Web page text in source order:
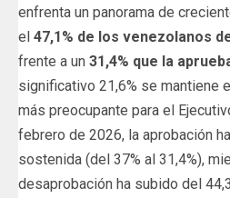
enfrenta un panorama de
el 47,1% de los venezolanos
frente a un 31,4% que la
significativo 21,6% se mantiene
más preocupante para el
febrero de 2026, la aprobación
sostenida (del 37% al 31,4%),
desaprobación ha subido del